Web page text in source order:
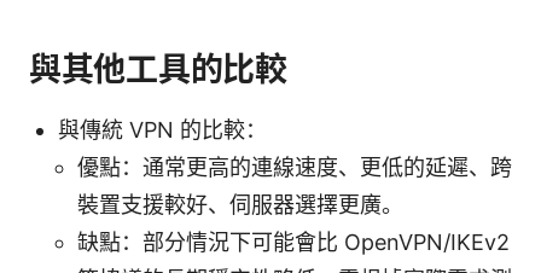
與其他工具的比較
與傳統 VPN 的比較：
優點：通常更高的連線速度、更低的延遲、跨
裝置支援較好、伺服器選擇更廣。
缺點：部分情況下可能會比 OpenVPN/IKEv2